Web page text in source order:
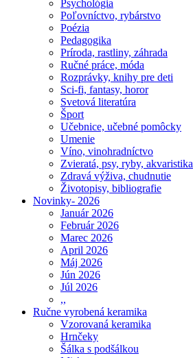
Psychológia
Poľovníctvo, rybárstvo
Poézia
Pedagogika
Príroda, rastliny, záhrada
Ručné práce, móda
Rozprávky, knihy pre deti
Sci-fi, fantasy, horor
Svetová literatúra
Šport
Učebnice, učebné pomôcky
Umenie
Víno, vinohradníctvo
Zvieratá, psy, ryby, akvaristika
Zdravá výživa, chudnutie
Životopisy, bibliografie
Novinky- 2026
Január 2026
Február 2026
Marec 2026
April 2026
Máj 2026
Jún 2026
Júl 2026
,,
Ručne vyrobená keramika
Vzorovaná keramika
Hrnčeky
Šálka s podšálkou